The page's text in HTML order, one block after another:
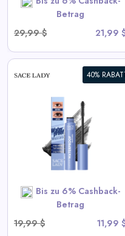
Betrag
29,99 $
21,99
40%
Bis zu 6% Cashback-
Betrag
19,99 $
11,99
3D Augenbrauengel |
Wasserdicht, Schnell
Trocknend, Hochpigmentiert
View All Sace Lady Deals
SHOP NOW